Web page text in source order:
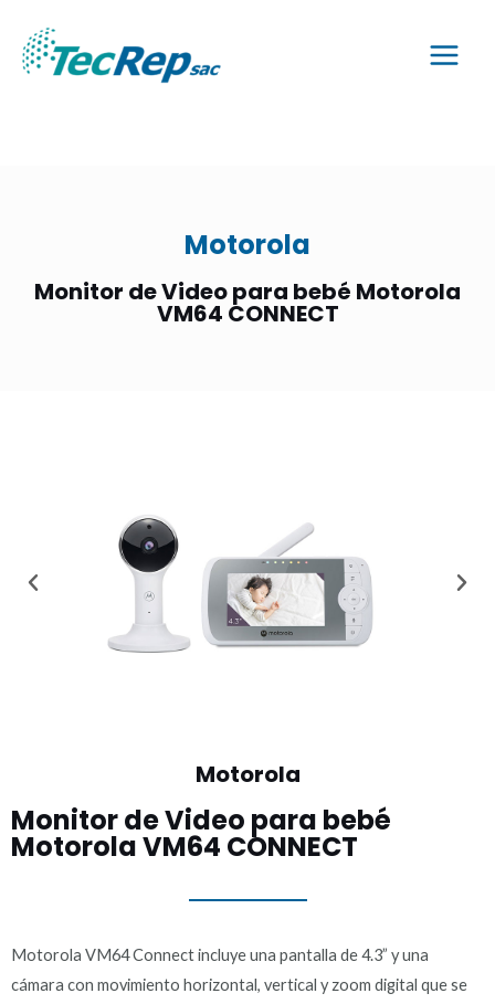
Motorola
Monitor de Video para bebé Motorola
VM64 CONNECT
Motorola
Monitor de Video para bebé
Motorola VM64 CONNECT​
Motorola VM64 Connect incluye una pantalla de 4.3” y una
cámara con movimiento horizontal, vertical y zoom digital que se